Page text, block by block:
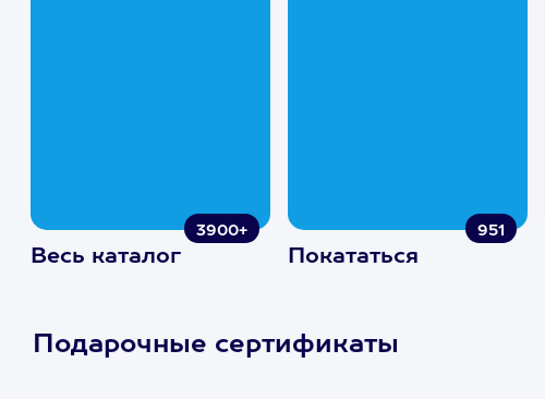
3900+
Весь каталог
951
Покататься
Подарочные сертификаты